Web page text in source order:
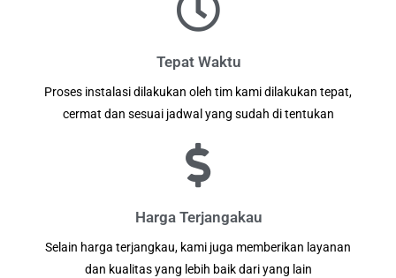
Tepat Waktu
Proses instalasi dilakukan oleh tim kami dilakukan tepat,
cermat dan sesuai jadwal yang sudah di tentukan
Harga Terjangakau
Selain harga terjangkau, kami juga memberikan layanan
dan kualitas yang lebih baik dari yang lain